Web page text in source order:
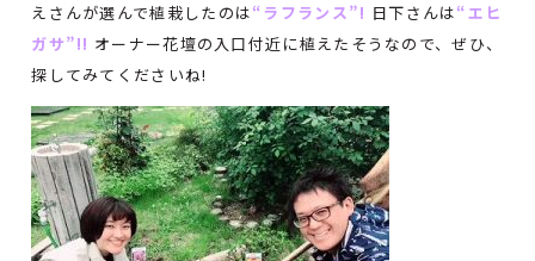
えさんが選んで植栽したのは“ラフランス”! 日下さんは“エヒ
ガサ”!! オーナー花壇の入口付近に植えたそうなので、ぜひ、
探してみてくださいね!